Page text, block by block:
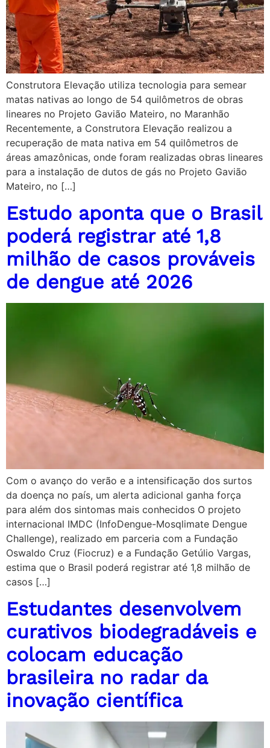
Construtora Elevação utiliza tecnologia para semear
matas nativas ao longo de 54 quilômetros de obras
lineares no Projeto Gavião Mateiro, no Maranhão
Recentemente, a Construtora Elevação realizou a
recuperação de mata nativa em 54 quilômetros de
áreas amazônicas, onde foram realizadas obras lineares
para a instalação de dutos de gás no Projeto Gavião
Mateiro, no […]
Estudo aponta que o Brasil
poderá registrar até 1,8
milhão de casos prováveis
de dengue até 2026
Com o avanço do verão e a intensificação dos surtos
da doença no país, um alerta adicional ganha força
para além dos sintomas mais conhecidos O projeto
internacional IMDC (InfoDengue-Mosqlimate Dengue
Challenge), realizado em parceria com a Fundação
Oswaldo Cruz (Fiocruz) e a Fundação Getúlio Vargas,
estima que o Brasil poderá registrar até 1,8 milhão de
casos […]
Estudantes desenvolvem
curativos biodegradáveis e
colocam educação
brasileira no radar da
inovação científica